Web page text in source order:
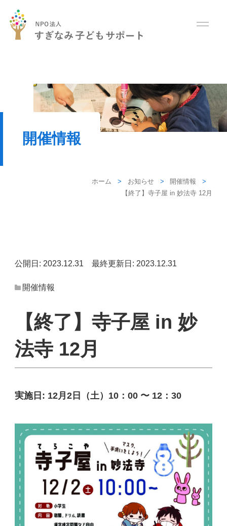
開催情報
ホーム お知らせ
開催情報
【終了】寺子屋 in 妙法寺 12月
公開日: 2023.12.31 最終更新日: 2023.12.31
開催情報
【終了】寺子屋 in 妙
法寺 12月
実施日: 12月2日（土）10：00 〜 12：30